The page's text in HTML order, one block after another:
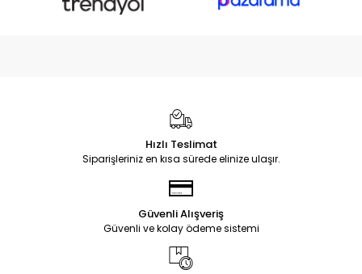
Hızlı Teslimat
Siparişleriniz en kısa sürede elinize ulaşır.
Güvenli Alışveriş
Güvenli ve kolay ödeme sistemi